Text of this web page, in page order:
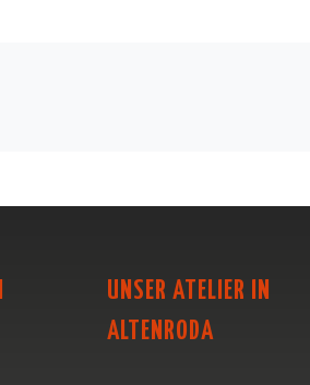
UNSER ATELIER IN
ALTENRODA